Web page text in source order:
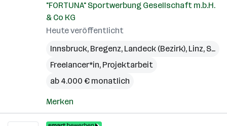
"FORTUNA" Sportwerbung Gesellschaft m.b.H.
& Co KG
Heute veröffentlicht
Innsbruck, Bregenz, Landeck (Bezirk), Linz, St. Pölten
Freelancer*in, Projektarbeit
ab 4.000 € monatlich
Merken